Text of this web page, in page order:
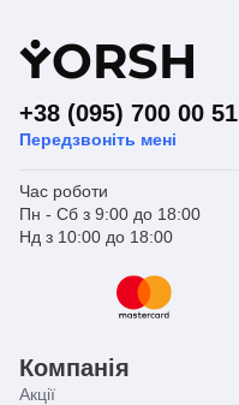
YORSH
+38 (095) 700 00 51
Передзвоніть мені
Час роботи
Пн - Сб з 9:00 до 18:00
Нд з 10:00 до 18:00
Компанія
Акції